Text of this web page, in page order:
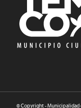
© Copyright - Municipalidad